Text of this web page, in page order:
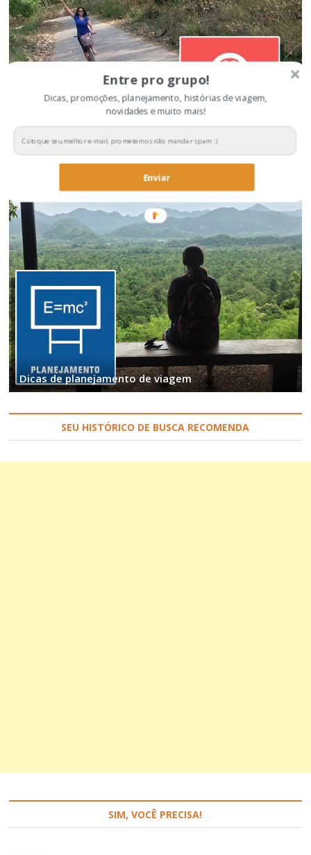
Dicas para economizar na viagem
Dicas de planejamento de viagem
SEU HISTÓRICO DE BUSCA RECOMENDA
SIM, VOCÊ PRECISA!
Entre pro grupo!
Dicas, promoções, planejamento, histórias de viagem,
novidades e muito mais!
Enviar